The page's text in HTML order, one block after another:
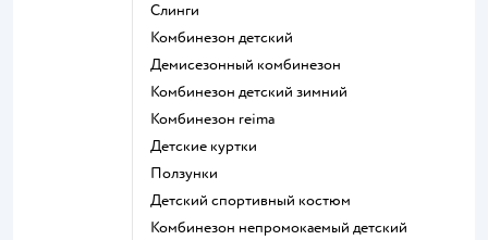
Слинги
Комбинезон детский
Демисезонный комбинезон
Комбинезон детский зимний
Комбинезон reima
Детские куртки
Ползунки
Детский спортивный костюм
Комбинезон непромокаемый детский